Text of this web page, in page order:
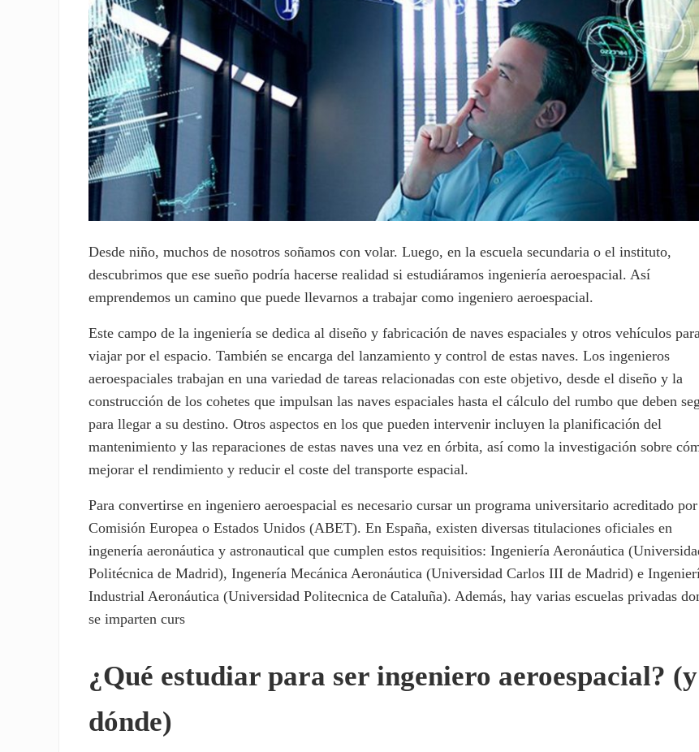
Desde niño, muchos de nosotros soñamos con volar. Luego, en la escuela secundaria o el instituto,
descubrimos que ese sueño podría hacerse realidad si estudiáramos ingeniería aeroespacial. Así
emprendemos un camino que puede llevarnos a trabajar como ingeniero aeroespacial.
Este campo de la ingeniería se dedica al diseño y fabricación de naves espaciales y otros vehículos
viajar por el espacio. También se encarga del lanzamiento y control de estas naves. Los ingenieros
aeroespaciales trabajan en una variedad de tareas relacionadas con este objetivo, desde el diseño y la
construcción de los cohetes que impulsan las naves espaciales hasta el cálculo del rumbo que deben
para llegar a su destino. Otros aspectos en los que pueden intervenir incluyen la planificación del
mantenimiento y las reparaciones de estas naves una vez en órbita, así como la investigación sobre
mejorar el rendimiento y reducir el coste del transporte espacial.
Para convertirse en ingeniero aeroespacial es necesario cursar un programa universitario acreditado
Comisión Europea o Estados Unidos (ABET). En España, existen diversas titulaciones oficiales en
ingenería aeronáutica y astronautical que cumplen estos requisitios: Ingeniería Aeronáutica
Politécnica de Madrid), Ingenería Mecánica Aeronáutica (Universidad Carlos III de Madrid) e
Industrial Aeronáutica (Universidad Politecnica de Cataluña). Además, hay varias escuelas privadas
se imparten curs
¿Qué estudiar para ser ingeniero aeroespacial? (y
dónde)